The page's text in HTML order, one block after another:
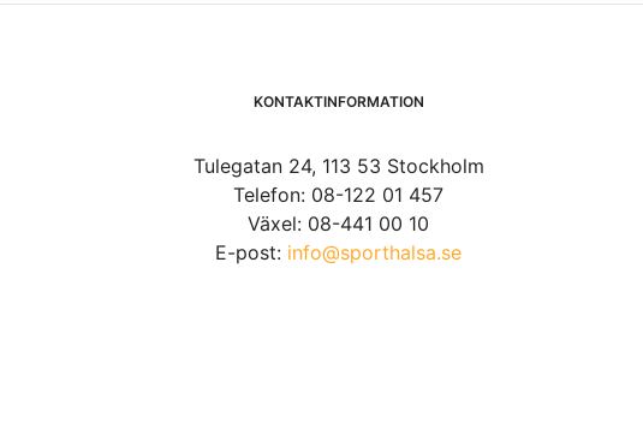
KONTAKTINFORMATION
Tulegatan 24, 113 53 Stockholm
Telefon: 08-122 01 457
Växel: 08-441 00 10
E-post: info@sporthalsa.se